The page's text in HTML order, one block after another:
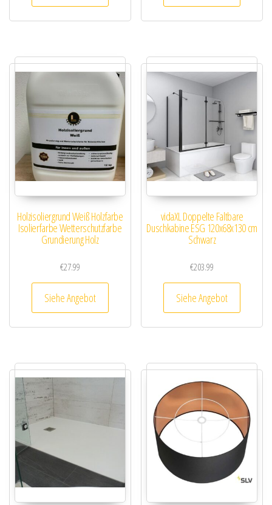
Holzisoliergrund Weiß Holzfarbe
Isolierfarbe Wetterschutzfarbe
Grundierung Holz
€27.99
Siehe Angebot
vidaXL Doppelte Faltbare
Duschkabine ESG 120x68x130 cm
Schwarz
€203.99
Siehe Angebot